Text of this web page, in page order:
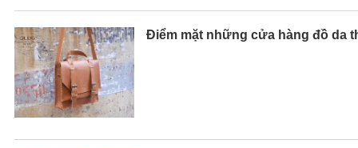
Điểm mặt những cửa hàng đồ da